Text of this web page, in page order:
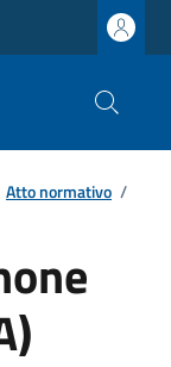
Atto normativo /